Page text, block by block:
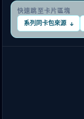
快速跳至卡片區塊
系列同卡包來源 ↓